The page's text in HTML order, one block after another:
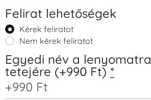
Felirat lehetőségek
Kérek feliratot
Nem kérek feliratot
Egyedi név a
tetejére (+990 Ft) *
+990 Ft